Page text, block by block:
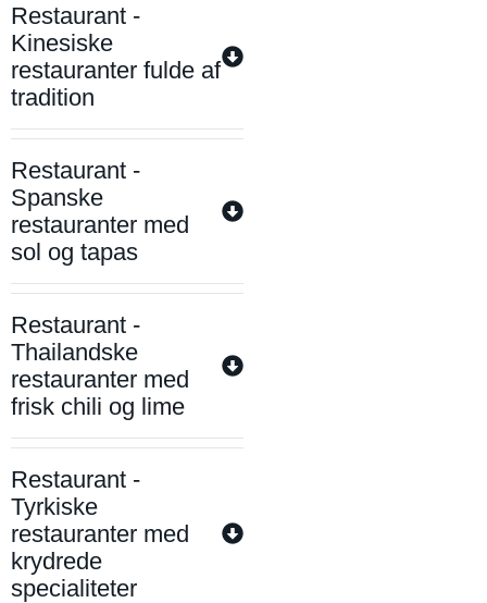
Restaurant -
Kinesiske
restauranter fulde af
tradition
Restaurant -
Spanske
restauranter med
sol og tapas
Restaurant -
Thailandske
restauranter med
frisk chili og lime
Restaurant -
Tyrkiske
restauranter med
krydrede
specialiteter